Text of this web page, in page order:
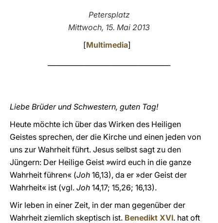
Petersplatz
Mittwoch, 15. Mai 2013
[Multimedia]
Liebe Brüder und Schwestern, guten Tag!
Heute möchte ich über das Wirken des Heiligen
Geistes sprechen, der die Kirche und einen jeden von
uns zur Wahrheit führt. Jesus selbst sagt zu den
Jüngern: Der Heilige Geist »wird euch in die ganze
Wahrheit führen« (Joh 16,13), da er »der Geist der
Wahrheit« ist (vgl. Joh 14,17; 15,26; 16,13).
Wir leben in einer Zeit, in der man gegenüber der
Wahrheit ziemlich skeptisch ist. Benedikt XVI. hat oft